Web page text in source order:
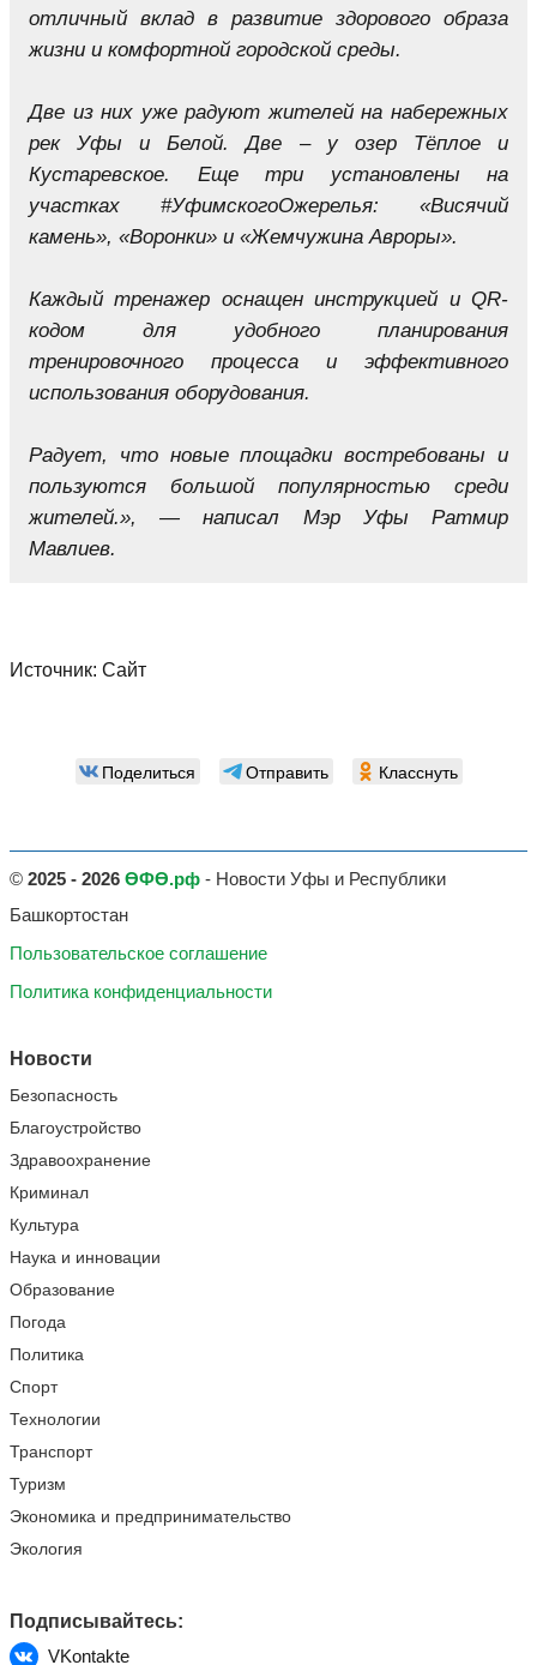
отличный вклад в развитие здорового образа
жизни и комфортной городской среды.
Две из них уже радуют жителей на набережных
рек Уфы и Белой. Две – у озер Тёплое и
Кустаревское. Еще три установлены на
участках #УфимскогоОжерелья: «Висячий
камень», «Воронки» и «Жемчужина Авроры».
Каждый тренажер оснащен инструкцией и QR-
кодом для удобного планирования
тренировочного процесса и эффективного
использования оборудования.
Радует, что новые площадки востребованы и
пользуются большой популярностью среди
жителей.», — написал Мэр Уфы Ратмир
Мавлиев.
Источник: Сайт
Поделиться Отправить Класснуть
© 2025 - 2026 ӨФӨ.рф - Новости Уфы и Республики
Башкортостан
Пользовательское соглашение
Политика конфиденциальности
Новости
Безопасность
Благоустройство
Здравоохранение
Криминал
Культура
Наука и инновации
Образование
Погода
Политика
Спорт
Технологии
Транспорт
Туризм
Экономика и предпринимательство
Экология
Подписывайтесь:
VKontakte